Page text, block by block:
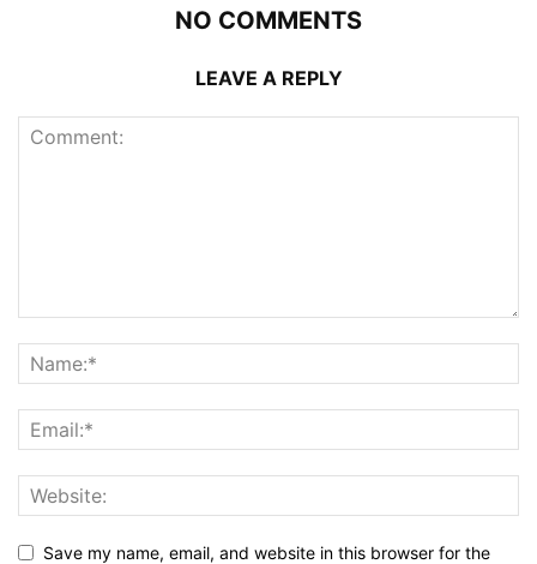
NO COMMENTS
LEAVE A REPLY
Save my name, email, and website in this browser for the